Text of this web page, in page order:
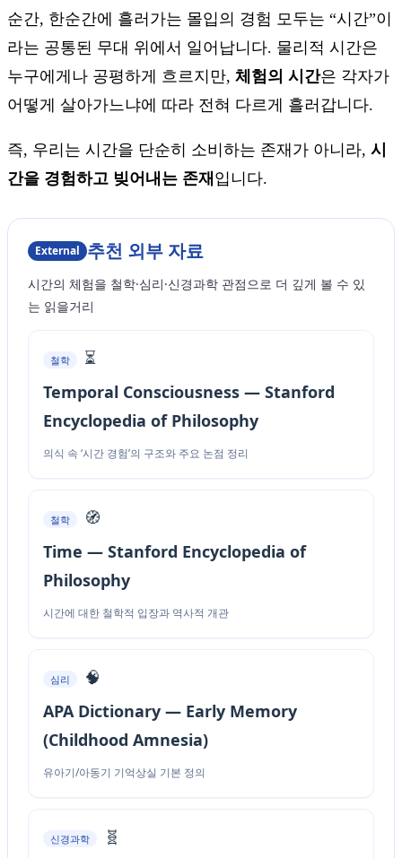
순간, 한순간에 흘러가는 몰입의 경험 모두는 “시간”이
라는 공통된 무대 위에서 일어납니다. 물리적 시간은
누구에게나 공평하게 흐르지만, 체험의 시간은 각자가
어떻게 살아가느냐에 따라 전혀 다르게 흘러갑니다.
즉, 우리는 시간을 단순히 소비하는 존재가 아니라, 시
간을 경험하고 빚어내는 존재 입니다.
External 추천 외부 자료
시간의 체험을 철학·심리·신경과학 관점으로 더 깊게 볼 수 있
는 읽을거리
철학
⏳
Temporal Consciousness — Stanford
Encyclopedia of Philosophy
의식 속 ‘시간 경험’의 구조와 주요 논점 정리
철학
🧭
Time — Stanford Encyclopedia of
Philosophy
시간에 대한 철학적 입장과 역사적 개관
심리
🧠
APA Dictionary — Early Memory
(Childhood Amnesia)
유아기/아동기 기억상실 기본 정의
신경과학
🧬